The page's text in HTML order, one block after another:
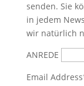
senden. Sie
in jedem
wir natürlich
ANREDE
Email